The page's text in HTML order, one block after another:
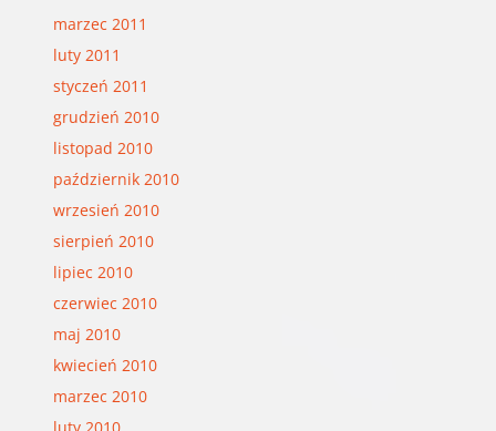
marzec 2011
luty 2011
styczeń 2011
grudzień 2010
listopad 2010
październik 2010
wrzesień 2010
sierpień 2010
lipiec 2010
czerwiec 2010
maj 2010
kwiecień 2010
marzec 2010